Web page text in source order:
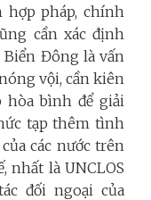
hợp pháp, chính
cần xác định
Đông là vấn
vội, cần kiên
bình để giải
tạp thêm tình
các nước trên
nhất là UNCLOS
đối ngoại của